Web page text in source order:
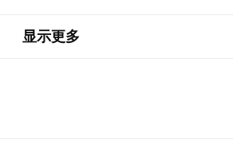
显示更多